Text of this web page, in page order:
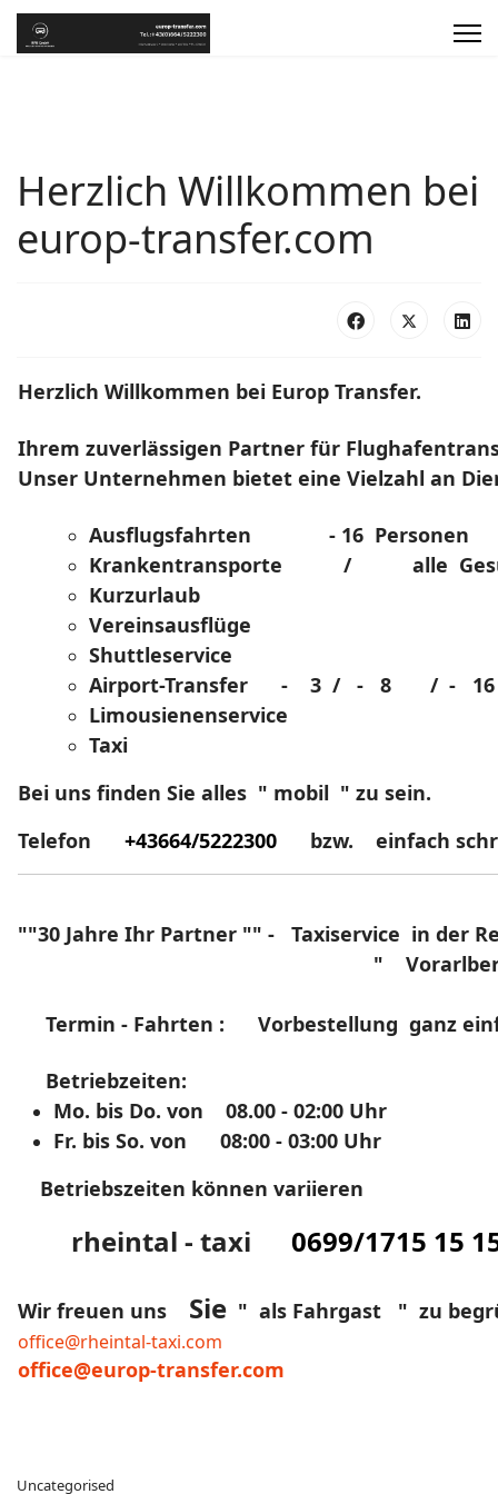
Herzlich Willkommen bei
europ-transfer.com
Herzlich Willkommen bei Europ Transfer.
Ihrem zuverlässigen Partner für
Unser Unternehmen bietet eine Vielzahl an
Ausflugsfahrten - 16
Krankentransporte / alle
Kurzurlaub
Vereinsausflüge
Shuttleservice
Airport-Transfer - 3 / - 8 / - 16
Limousienenservice
Taxi
Bei uns finden Sie alles " mobil " zu sein.
Telefon +43664/5222300 bzw. einfach
""30 Jahre Ihr Partner "" - Taxiservice in der
" Vorarlberg "
Termin - Fahrten : Vorbestellung ganz
Betriebzeiten:
Mo. bis Do. von 08.00 - 02:00 Uhr
Fr. bis So. von 08:00 - 03:00 Uhr
Betriebszeiten können variieren
rheintal - taxi 0699/1715 15
Wir freuen uns Sie " als Fahrgast " zu
office@rheintal-taxi.com
office@europ-transfer.com
Uncategorised